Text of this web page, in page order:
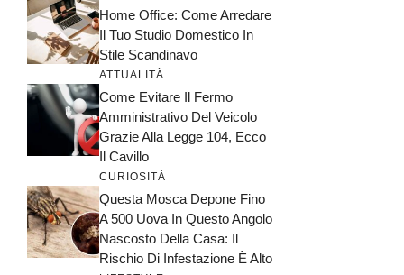
Home Office: Come Arredare
Il Tuo Studio Domestico In
Stile Scandinavo
ATTUALITÀ
Come Evitare Il Fermo
Amministrativo Del Veicolo
Grazie Alla Legge 104, Ecco
Il Cavillo
CURIOSITÀ
Questa Mosca Depone Fino
A 500 Uova In Questo Angolo
Nascosto Della Casa: Il
Rischio Di Infestazione È Alto